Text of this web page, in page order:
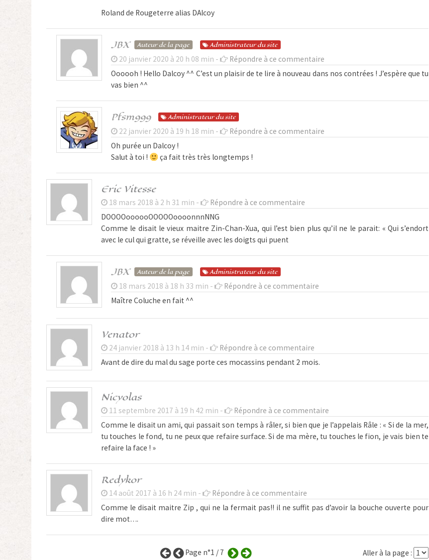
Roland de Rougeterre alias DAlcoy
JBX Auteur de la page Administrateurdu site
20 janvier 2020 à 20 h 08 min -
Répondre à ce commentaire
Oooooh ! Hello Dalcoy ^^ C’est un plaisir de te lire à nouveau dans nos contrées ! J’espère que tu
vas bien ^^
Pfsm999 Administrateurdu site
22 janvier 2020 à 19 h 18 min -
Répondre à ce commentaire
Oh purée un Dalcoy !
Salut à toi !
ça fait très très longtemps !
Eric Vitesse
18 mars 2018 à 2 h 31 min -
Répondre à ce commentaire
DOOOOoooooOOOOOoooonnnNNG
Comme le disait le vieux maitre Zin-Chan-Xua, qui l’est bien plus qu’il ne le parait: « Qui s’endort
avec le cul qui gratte, se réveille avec les doigts qui puent
JBX Auteur de la page Administrateurdu site
18 mars 2018 à 18 h 33 min -
Répondre à ce commentaire
Maître Coluche en fait ^^
Venator
24 janvier 2018 à 13 h 14 min -
Répondre à ce commentaire
Avant de dire du mal du sage porte ces mocassins pendant 2 mois.
Nicyolas
11 septembre 2017 à 19 h 42 min -
Répondre à ce commentaire
Comme le disait un ami, qui passait son temps à râler, si bien que je l’appelais Râle : « Si de la mer,
tu touches le fond, tu ne peux que refaire surface. Si de ma mère, tu touches le fion, je vais bien te
refaire la face ! »
Redykor
14 août 2017 à 16 h 24 min -
Répondre à ce commentaire
Comme le disait maitre Zip , qui ne la fermait pas!! il ne suffit pas d’avoir la bouche ouverte pour
dire mot….
Aller à la page :
Page n°1 / 7